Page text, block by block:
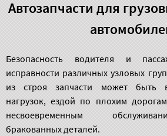
Автозапчасти для
Безопасность водителя и
исправности различных узловых
из строя запчасти может быть
нагрузок, ездой по плохим
несвоевременным
бракованных деталей.